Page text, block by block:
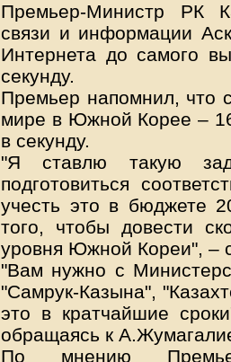
Премьер-Министр РК
связи и информации
Интернета до самого
секунду.
Премьер напомнил, что
мире в Южной Корее –
в секунду.
"Я ставлю такую
подготовиться
учесть это в бюджете
того, чтобы довести
уровня Южной Кореи", –
"Вам нужно с
"Самрук-Казына",
это в кратчайшие
обращаясь к
По мнению